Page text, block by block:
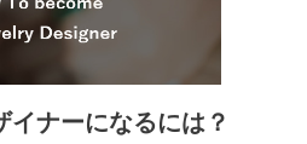
イナーになるには？